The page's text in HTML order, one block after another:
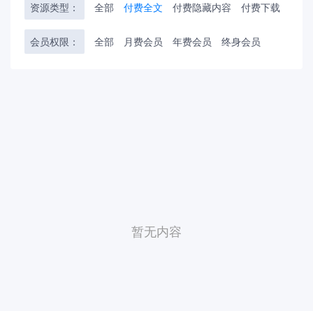
资源类型： 全部 付费全文 付费隐藏内容 付费下载
会员权限： 全部 月费会员 年费会员 终身会员
暂无内容